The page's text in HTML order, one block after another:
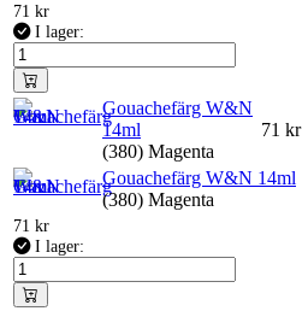
71 kr
I lager:
Gouachefärg W&N
14ml
(380) Magenta
71 kr
Gouachefärg W&N 14ml
(380) Magenta
71 kr
I lager: